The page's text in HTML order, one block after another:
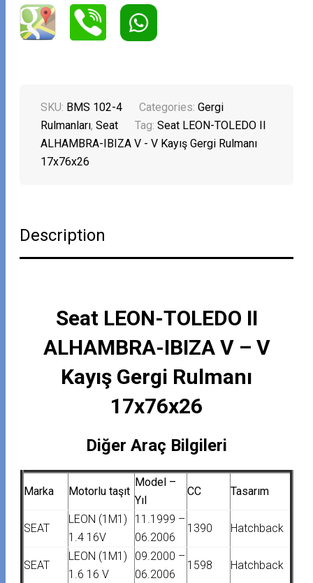
SKU: BMS 102-4 Categories:Gergi
Rulmanları,Seat Tag:Seat LEON-TOLEDO II
ALHAMBRA-IBIZA V - V Kayış Gergi Rulmanı
17x76x26
Description
Seat LEON-TOLEDO II
ALHAMBRA-IBIZA V – V
Kayış Gergi Rulmanı
17x76x26
Diğer Araç Bilgileri
Marka Motorlu taşıt
Model –
Yıl
CC Tasarım
SEAT
LEON (1M1)
1.4 16V
11.1999 –
06.2006
1390 Hatchback
SEAT
LEON (1M1)
1.6 16 V
09.2000 –
06.2006
1598 Hatchback